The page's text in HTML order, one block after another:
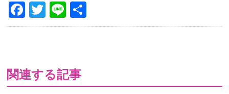
Facebook
Twitter
Line
有
関連する記事